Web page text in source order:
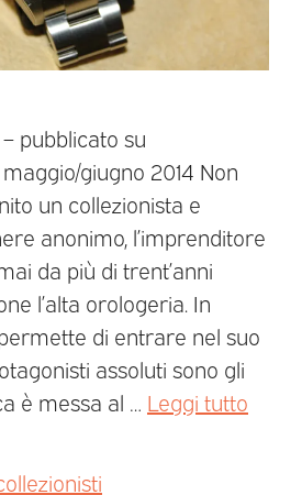
pubblicato su
giugno 2014 Non
un collezionista e
anonimo, l’imprenditore
da più di trent’anni
l’alta orologeria. In
di entrare nel suo
assoluti sono gli
è messa al … Leggi tutto